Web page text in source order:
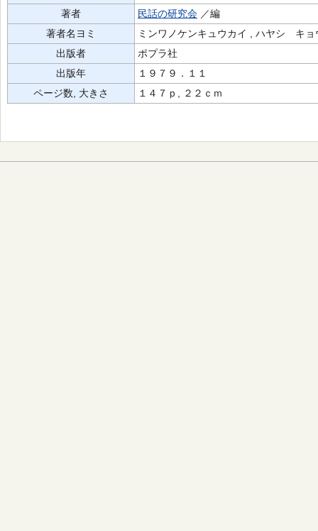
著者
民話の研究会 ／編
著者名ヨミ
ミンワノケンキュウカイ , ハヤシ キョ
出版者
ポプラ社
出版年
１９７９．１１
ページ数, 大きさ
１４７ｐ, ２２ｃｍ